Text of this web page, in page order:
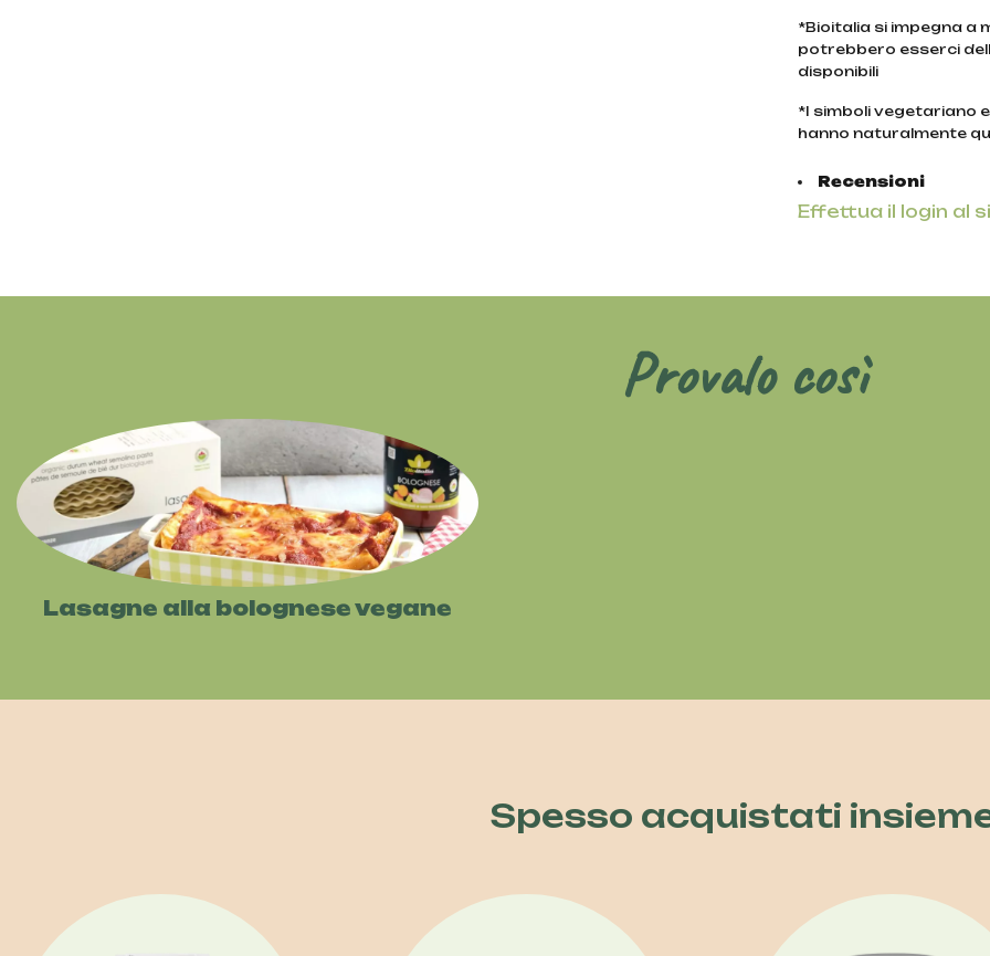
*Bioitalia si impegna a
potrebbero esserci
disponibili
*I simboli vegetariano
hanno naturalmente
Recensioni
Effettua il login al
Provalo così
Lasagne alla bolognese vegane
Spesso acquistati